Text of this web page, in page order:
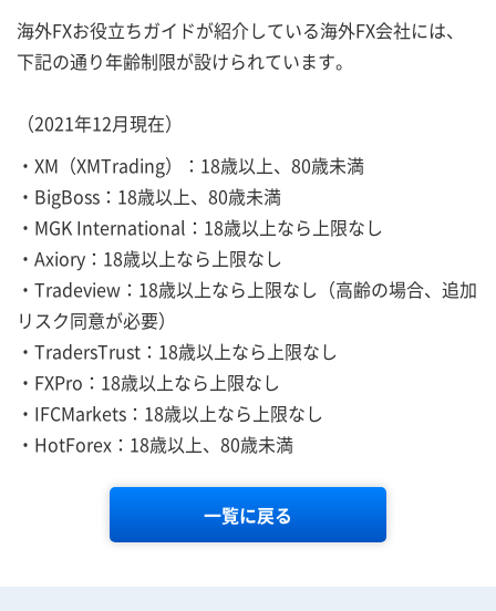
海外FXお役立ちガイドが紹介している海外FX会社には、
下記の通り年齢制限が設けられています。
（2021年12月現在）
・XM（XMTrading）：18歳以上、80歳未満
・BigBoss：18歳以上、80歳未満
・MGK International：18歳以上なら上限なし
・Axiory：18歳以上なら上限なし
・Tradeview：18歳以上なら上限なし（高齢の場合、追加
リスク同意が必要）
・TradersTrust：18歳以上なら上限なし
・FXPro：18歳以上なら上限なし
・IFCMarkets：18歳以上なら上限なし
・HotForex：18歳以上、80歳未満
一覧に戻る